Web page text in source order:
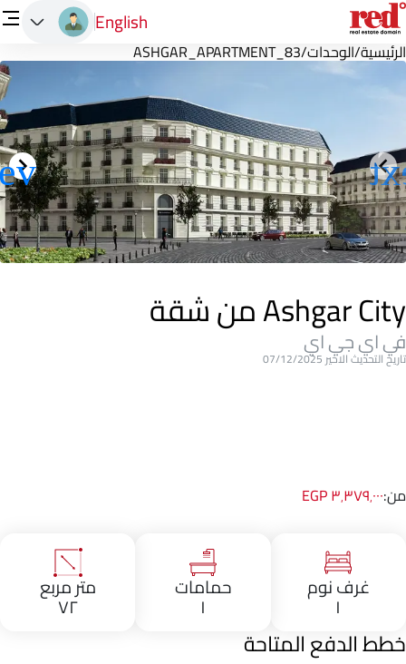
English
الرئيسية/الوحدات/
ASHGAR_APARTMENT_83
Ashgar City من شقة
في اي جي اي
تاريخ التحديث الاخير 07/12/2025
من:٣٬٣٧٩٬٠٠٠ EGP
غرف نوم
١
حمامات
١
متر مربع
٧٢
خطط الدفع المتاحة